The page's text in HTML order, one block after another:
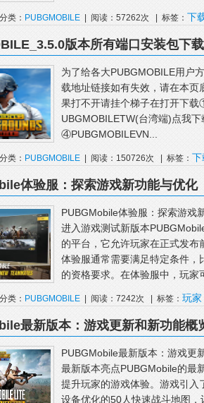
类： PUBGMOBILE | 阅读：57262次 | 标签： 下
版本所有端口安装包下载
为了给各大PUBGMOBILE用户
载地址链接如有失效，请在本
果打不开请挂个梯子在打开下
UBGMOBILETW(台湾端)点我
④PUBGMOBILEVN...
类： PUBGMOBILE | 阅读：150726次 | 标签： 下
体验服：探索游戏新功能与优化
PUBGMobile体验服：探索游戏
进入游戏测试新版本
的平台，它允许玩家在正式发
体验服通常需要满足特定条件
的资格要求。在体验服中，玩家
类： PUBGMOBILE | 阅读：7242次 | 标签： 玩家
最新版本：游戏更新和新功能概
PUBGMobile最新版本：游戏更
最新版本亮点PUBGMobile的最
提升玩家的游戏体验。游戏引入
设备优化的50人快速战斗地图